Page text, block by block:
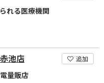
れる医療機関
池店 追加
量販店